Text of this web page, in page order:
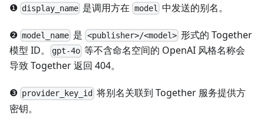
❶ display_name 是调用方在 model 中发送的别名。
❷ model_name 是 <publisher>/<model>形式的 Together
模型 ID。
gpt-4o 等不含命名空间的 OpenAI 风格名称会
导致 Together 返回 404。
❸ provider_key_id 将别名关联到 Together 服务提供方
密钥。